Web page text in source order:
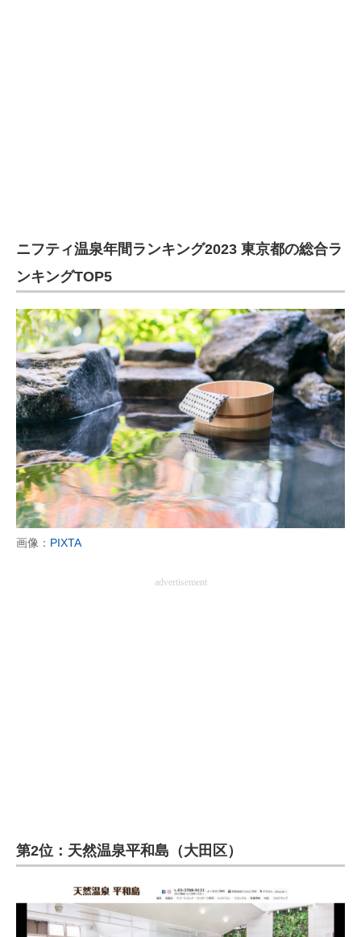
ニフティ温泉年間ランキング2023 東京都の総合ラ
ンキングTOP5
画像： PIXTA
advertisement
第2位：天然温泉平和島（大田区）